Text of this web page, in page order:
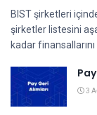
BIST şirketleri
şirketler listesini
kadar finansallarını
3